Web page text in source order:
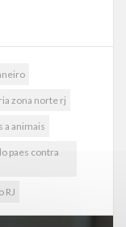
zona norte rj
a animais
paes contra
RJ